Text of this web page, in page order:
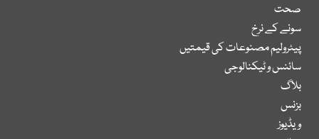
صحت
سونے کے نرخ
پیٹرولیم مصنوعات کی قیمتیں
سائنس و ٹیکنالوجی
بلاگ
بزنس
ویڈیوز